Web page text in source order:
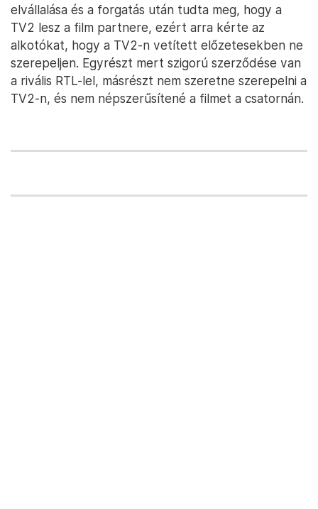
elvállalása és a forgatás után tudta meg, hogy a
TV2 lesz a film partnere, ezért arra kérte az
alkotókat, hogy a TV2-n vetített előzetesekben ne
szerepeljen. Egyrészt mert szigorú szerződése van
a rivális RTL-lel, másrészt nem szeretne szerepelni a
TV2-n, és nem népszerűsítené a filmet a csatornán.